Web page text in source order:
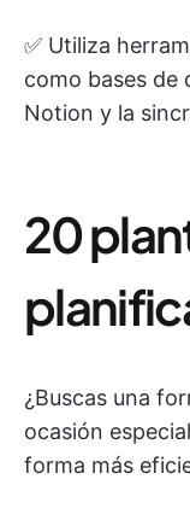
✅ Utiliza
como bases de
Notion y la
20
¿Buscas una
ocasión
forma más